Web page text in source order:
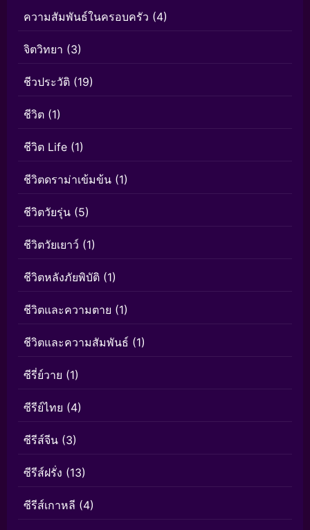
ความสัมพันธ์ในครอบครัว (4)
จิตวิทยา (3)
ชีวประวัติ (19)
ชีวิต (1)
ชีวิต Life (1)
ชีวิตดราม่าเข้มข้น (1)
ชีวิตวัยรุ่น (5)
ชีวิตวัยเยาว์ (1)
ชีวิตหลังภัยพิบัติ (1)
ชีวิตและความตาย (1)
ชีวิตและความสัมพันธ์ (1)
ซีรี่ย์วาย (1)
ซีรีย์ไทย (4)
ซีรีส์จีน (3)
ซีรีส์ฝรั่ง (13)
ซีรีส์เกาหลี (4)